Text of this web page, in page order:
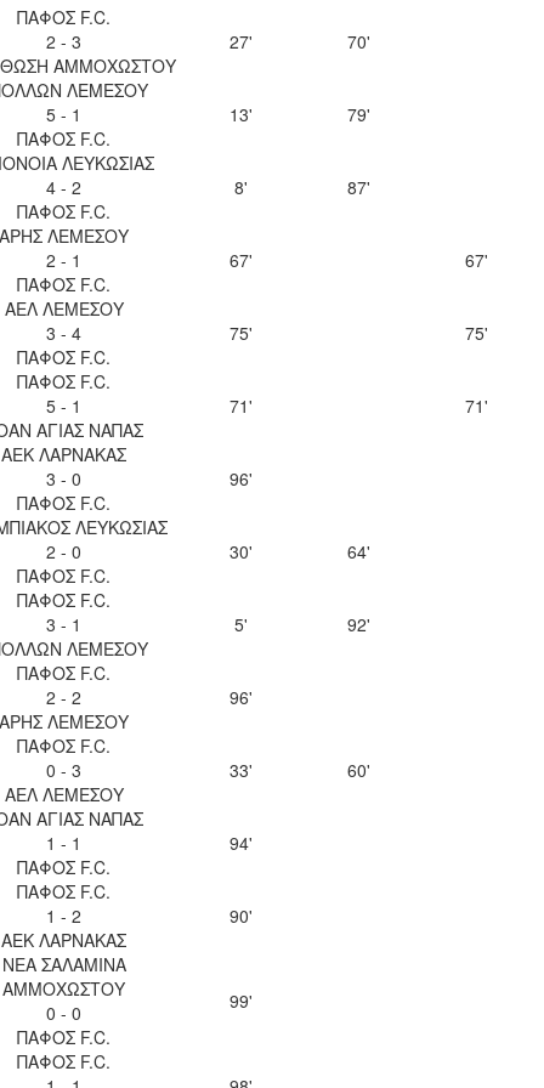
ΠΑΦΟΣ F.C.
2 - 3
ΑΜΜΟΧΩΣΤΟΥ
27'
70'
ΛΕΜΕΣΟΥ
5 - 1
ΠΑΦΟΣ F.C.
13'
79'
ΛΕΥΚΩΣΙΑΣ
4 - 2
ΠΑΦΟΣ F.C.
8'
87'
ΑΡΗΣ ΛΕΜΕΣΟΥ
2 - 1
ΠΑΦΟΣ F.C.
67'
67'
ΑΕΛ ΛΕΜΕΣΟΥ
3 - 4
ΠΑΦΟΣ F.C.
75'
75'
ΠΑΦΟΣ F.C.
5 - 1
ΑΓΙΑΣ ΝΑΠΑΣ
71'
71'
ΑΕΚ ΛΑΡΝΑΚΑΣ
3 - 0
ΠΑΦΟΣ F.C.
96'
ΛΕΥΚΩΣΙΑΣ
2 - 0
ΠΑΦΟΣ F.C.
30'
64'
ΠΑΦΟΣ F.C.
3 - 1
ΛΕΜΕΣΟΥ
5'
92'
ΠΑΦΟΣ F.C.
2 - 2
ΑΡΗΣ ΛΕΜΕΣΟΥ
96'
ΠΑΦΟΣ F.C.
0 - 3
ΑΕΛ ΛΕΜΕΣΟΥ
33'
60'
ΑΓΙΑΣ ΝΑΠΑΣ
1 - 1
ΠΑΦΟΣ F.C.
94'
ΠΑΦΟΣ F.C.
1 - 2
ΑΕΚ ΛΑΡΝΑΚΑΣ
90'
ΝΕΑ ΣΑΛΑΜΙΝΑ
ΑΜΜΟΧΩΣΤΟΥ
0 - 0
ΠΑΦΟΣ F.C.
99'
ΠΑΦΟΣ F.C.